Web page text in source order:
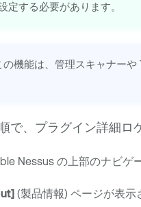
定する必要があります。
の機能は、管理スキャナーや
で、プラグイン詳細ロ
Nessusの上部のナビゲ
(製品情報) ページが表示